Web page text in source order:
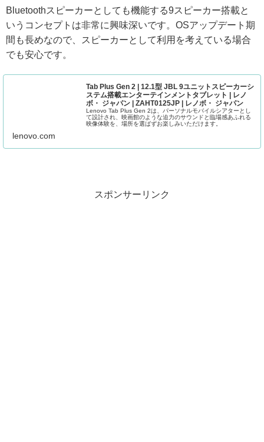
Bluetoothスピーカーとしても機能する9スピーカー搭載と
いうコンセプトは非常に興味深いです。OSアップデート期
間も長めなので、スピーカーとして利用を考えている場合
でも安心です。
Tab Plus Gen 2 | 12.1型 JBL 9ユニットスピーカーシ
ステム搭載エンターテインメントタブレット | レノ
ボ・ ジャパン | ZAHT0125JP | レノボ・ ジャパン
Lenovo Tab Plus Gen 2は、パーソナルモバイルシアターとし
て設計され、映画館のような迫力のサウンドと臨場感あふれる
映像体験を、場所を選ばずお楽しみいただけます。
lenovo.com
スポンサーリンク